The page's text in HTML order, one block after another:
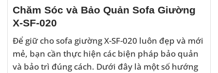
Chăm Sóc và Bảo Quản Sofa Giường
X-SF-020
Để giữ cho sofa giường X-SF-020 luôn đẹp và mới
mẻ, bạn cần thực hiện các biện pháp bảo quản
và bảo trì đúng cách. Dưới đây là một số hướng